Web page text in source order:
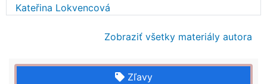
Kateřina Lokvencová
Zobraziť všetky materiály autora
Zľavy